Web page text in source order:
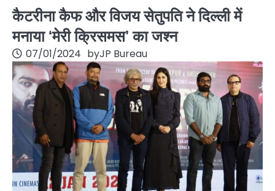
कैटरीना कैफ और विजय सेतुपति ने दिल्ली में
मनाया ‘मेरी क्रिसमस’ का जश्न
07/01/2024 byJP Bureau